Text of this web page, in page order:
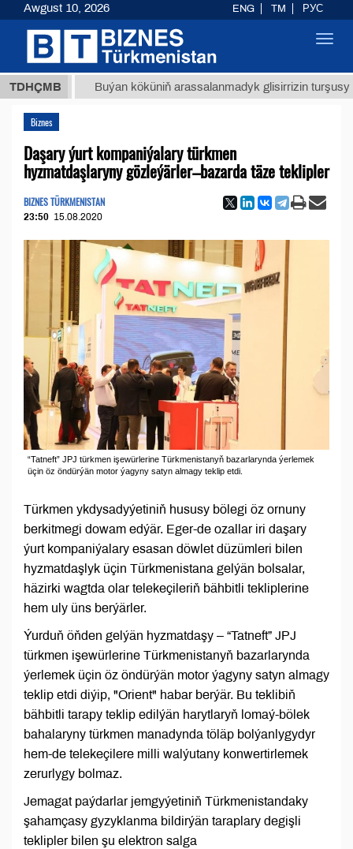
TDHÇMBBuýan köküniň arassalanmadyk glisirrizin turşusy (t.)
Biznes
Daşary ýurt kompaniýalary türkmen
hyzmatdaşlaryny gözleýärler–bazarda täze teklipler
BIZNES TÜRKMENISTAN
23:50 15.08.2020
“Tatneft” JPJ türkmen işewürlerine Türkmenistanyň bazarlarynda ýerlemek
üçin öz öndürýän motor ýagyny satyn almagy teklip etdi.
Türkmen ykdysadyýetiniň hususy bölegi öz ornuny
berkitmegi dowam edýär. Eger-de ozallar iri daşary
ýurt kompaniýalary esasan döwlet düzümleri bilen
hyzmatdaşlyk üçin Türkmenistana gelýän bolsalar,
häzirki wagtda olar telekeçileriň bähbitli tekliplerine
hem uly üns berýärler.
Ýurduň öňden gelýän hyzmatdaşy – “Tatneft” JPJ
türkmen işewürlerine Türkmenistanyň bazarlarynda
ýerlemek üçin öz öndürýän motor ýagyny satyn almagy
teklip etdi diýip, "Orient" habar berýär. Bu teklibiň
bähbitli tarapy teklip edilýän harytlaryň lomaý-bölek
bahalaryny türkmen manadynda töläp bolýanlygydyr
hem-de telekeçilere milli walýutany konwertirlemek
zerurlygy bolmaz.
Jemagat paýdarlar jemgyýetiniň Türkmenistandaky
şahamçasy gyzyklanma bildirýän taraplary degişli
teklipler bilen şu elektron salga
Awgust 10, 2026 ENG TM РУС